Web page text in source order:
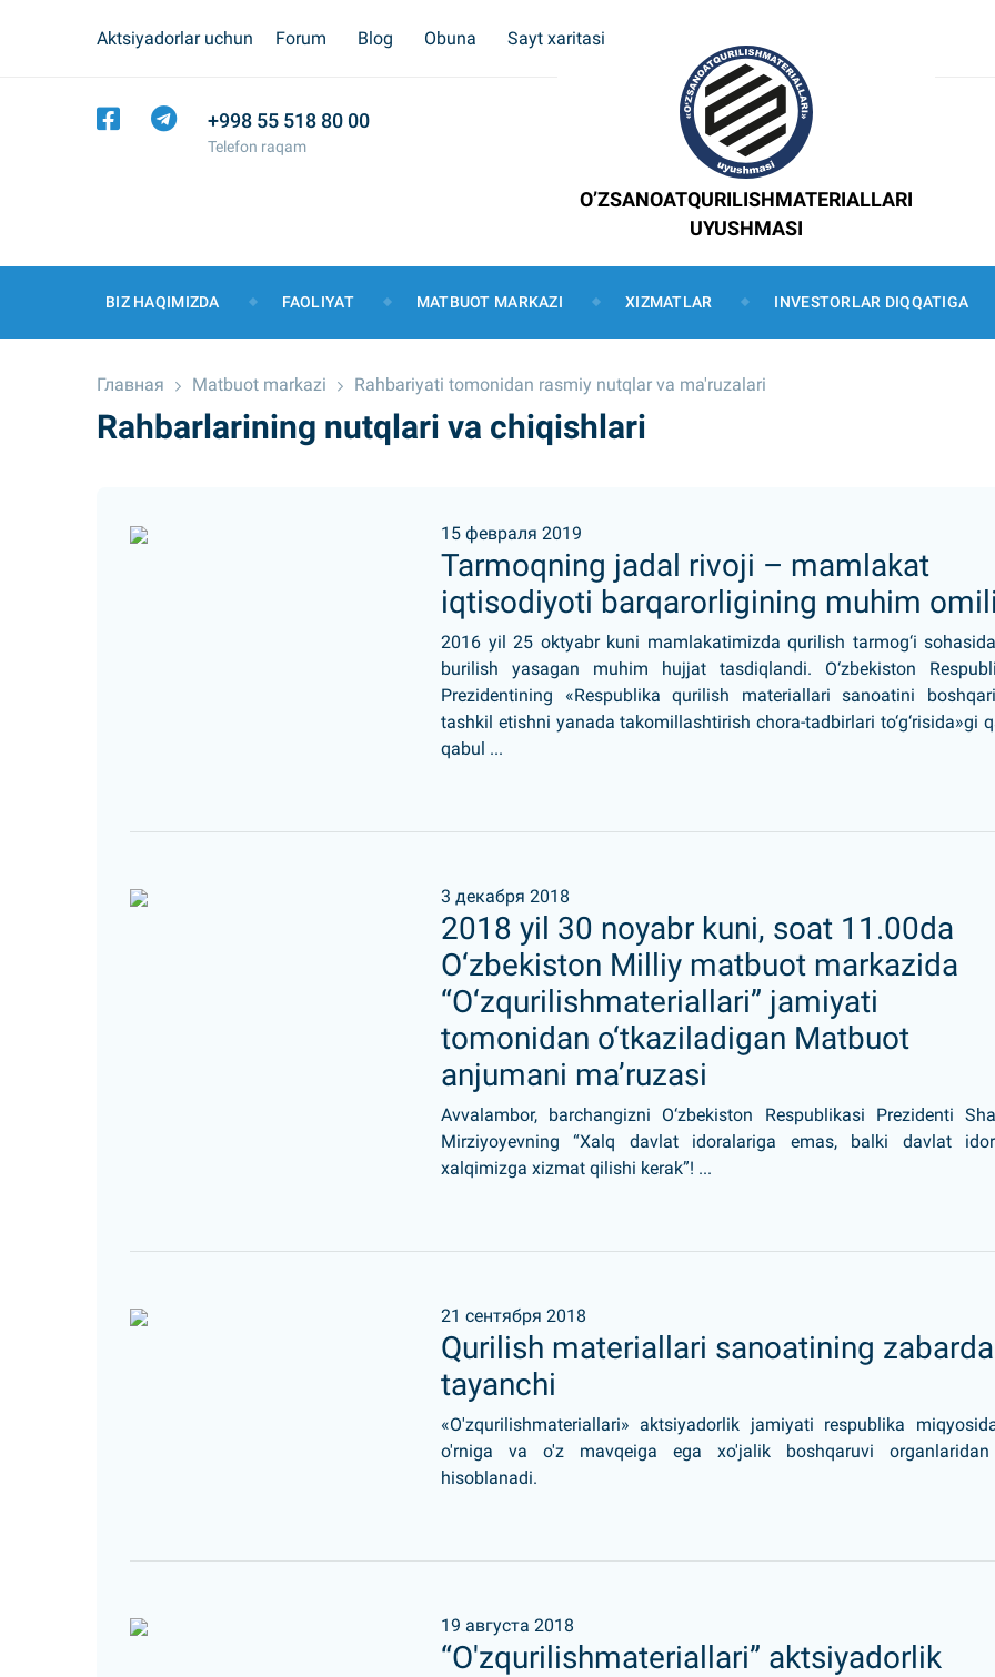
Aktsiyadorlar uchun Forum Blog Obuna Sayt xaritasi
+998 55 518 80 00
Telefon raqam
O’ZSANOATQURILISHMATERIALLARI
UYUSHMASI
BIZ HAQIMIZDA FAOLIYAT MATBUOT MARKAZI XIZMATLAR INVESTORLAR DIQQATIGA
Главная Matbuot markazi Rahbariyati tomonidan rasmiy nutqlar va ma'ruzalari
Rahbarlarining nutqlari va chiqishlari
15 февраля 2019
Tarmoqning jadal rivoji – mamlakat
iqtisodiyoti barqarorligining muhim omili
2016 yil 25 oktyabr kuni mamlakatimizda qurilish tarmog‘i
burilish yasagan muhim huj­jat tasdiqlandi. O‘zbekis­ton
Prezidentining «Respublika qurilish materiallari sanoatini
tashkil etishni yanada takomillashtirish chora-tadbirlari to‘g‘risida»gi
qabul ...
3 декабря 2018
2018 yil 30 noyabr kuni, soat 11.00da
O‘zbekiston Milliy matbuot markazida
“O‘zqurilishmateriallari” jamiyati
tomonidan o‘tkaziladigan Matbuot
anjumani ma’ruzasi
Avvalambor, barchangizni O‘zbekiston Respublikasi Prezidenti
Mirziyoyevning “Xalq davlat idoralariga emas, balki davlat
xalqimizga xizmat qilishi kerak”! ...
21 сентября 2018
Qurilish materiallari sanoatining
tayanchi
«O'zqurilishmateriallari» aktsiyadorlik jamiyati respublika
o'rniga va o'z mavqeiga ega xo'jalik boshqaruvi
hisoblanadi.
19 августа 2018
“O'zqurilishmateriallari” aktsiyadorlik